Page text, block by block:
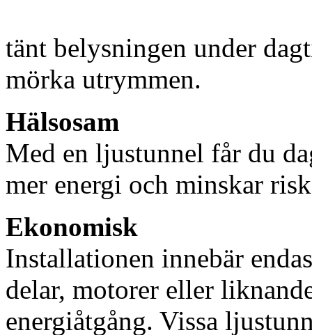
tänt belysningen under
mörka utrymmen.
Hälsosam
Med en ljustunnel får du
mer energi och minskar
Ekonomisk
Installationen innebär
delar, motorer eller
energiåtgång. Vissa